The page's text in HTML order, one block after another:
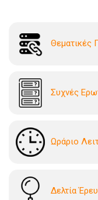
Θεματικές
Συχνές
Ωράριο
Δελτία